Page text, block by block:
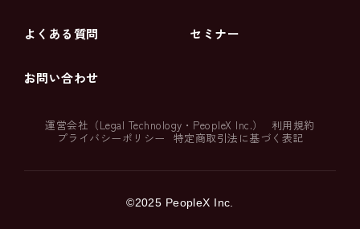
よくある質問 セミナー
お問い合わせ
運営会社（Legal Technology ・ PeopleX Inc.）
利用規約
プライバシーポリシー
特定商取引法に基づく表記
©2025 PeopleX Inc.